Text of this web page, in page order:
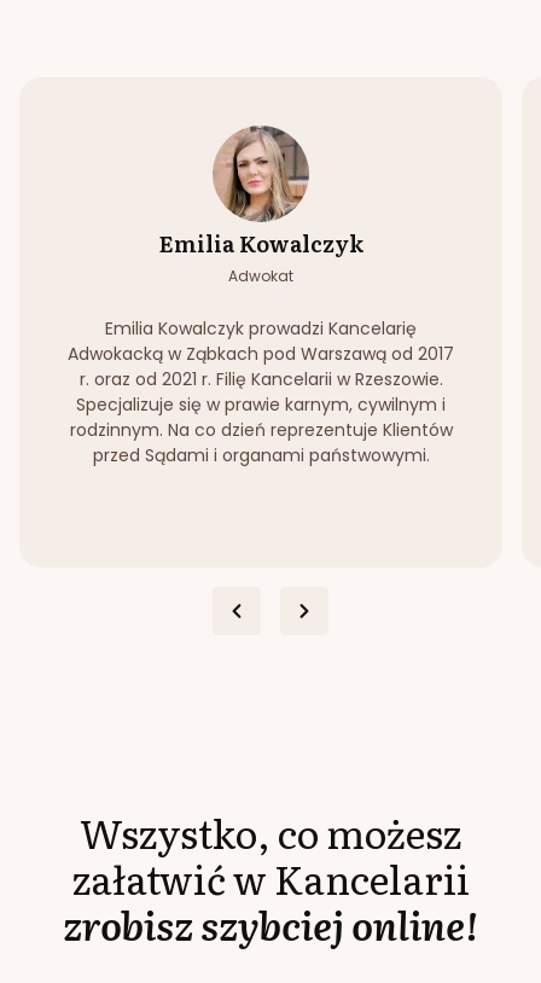
Emilia Kowalczyk
Adwokat
Emilia Kowalczyk prowadzi Kancelarię
Adwokacką w Ząbkach pod Warszawą od 2017
r. oraz od 2021 r. Filię Kancelarii w Rzeszowie.
Specjalizuje się w prawie karnym, cywilnym i
rodzinnym. Na co dzień reprezentuje Klientów
przed Sądami i organami państwowymi.
Wszystko, co możesz
załatwić w Kancelarii
zrobisz szybciej online!